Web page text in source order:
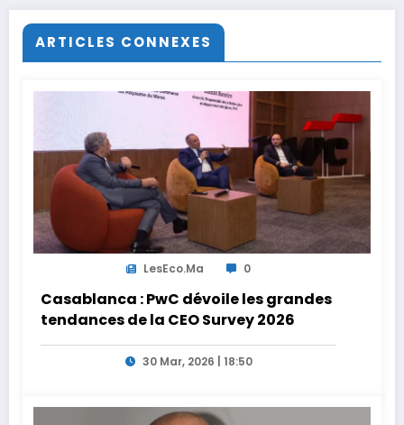
ARTICLES CONNEXES
LesEco.ma 0
Casablanca : PwC dévoile les grandes
tendances de la CEO Survey 2026
30 Mar, 2026 | 18:50